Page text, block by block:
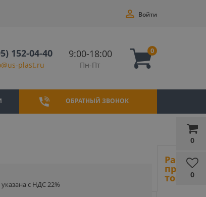
0
0
Войти
152-04-40
plast.ru
9:00-18:00
Пн-Пт
0
ОБРАТНЫЙ ЗВОНОК
с НДС 22%
Ранее
товары